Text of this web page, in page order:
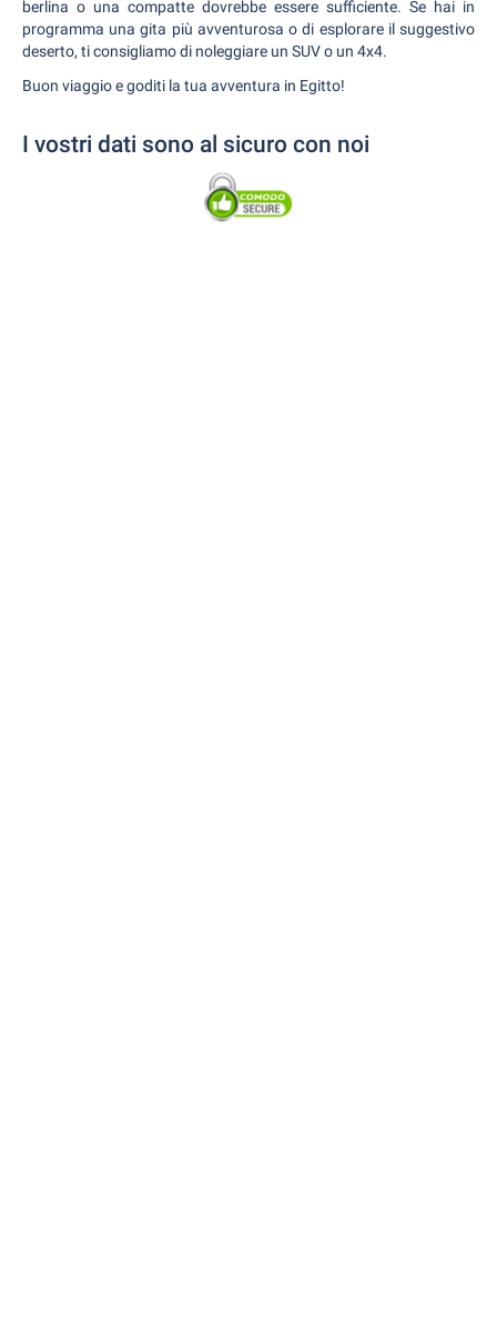
berlina o una compatte dovrebbe essere sufficiente. Se hai in
programma una gita più avventurosa o di esplorare il suggestivo
deserto, ti consigliamo di noleggiare un SUV o un 4x4.
Buon viaggio e goditi la tua avventura in Egitto!
I vostri dati sono al sicuro con noi